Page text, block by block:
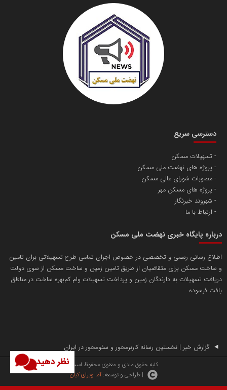
نظر دهید
دسترسی سریع
تسهیلات مسکن
پروژه های نهضت ملی مسکن
مصوبات شورای عالی مسکن
پروژه های مسکن مهر
شهروند خبرنگار
ارتباط با ما
درباره پایگاه خبری نهضت ملی مسکن
اطلاع رسانی رسمی و تخصصی در خصوص اجرای تمامی طرح تسهیلاتی برای تامین
و ساخت مسکن برای متقاضیان از طریق تامین زمین و ساخت مسکن از سوی دولت
دریافت تسهیلات به دارندگان زمین و پرداخت تسهیلات وام کم‌بهره ساخت در مناطق
بافت فرسوده
گزارش خبر | نخستین رسانه کاربرمحور و سئومحور در ایران
کلیه حقوق مادی و معنوی محفوظ است.
| طراحی و توسعه: آما ویرای کیان